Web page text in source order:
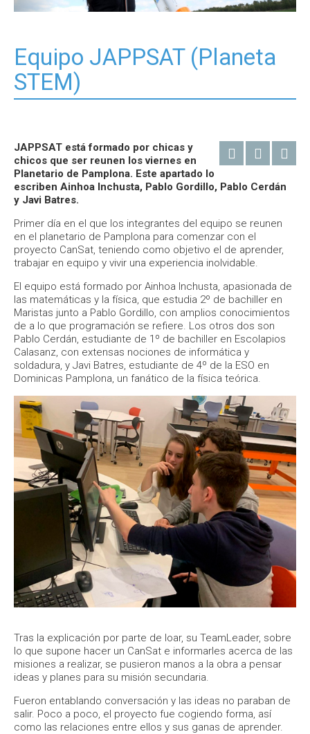
Equipo JAPPSAT (Planeta
STEM)
JAPPSAT está formado por chicas y
chicos que ser reunen los viernes en
Planetario de Pamplona. Este apartado lo
escriben Ainhoa Inchusta, Pablo Gordillo, Pablo Cerdán
y Javi Batres.
Primer día en el que los integrantes del equipo se reunen
en el planetario de Pamplona para comenzar con el
proyecto CanSat, teniendo como objetivo el de aprender,
trabajar en equipo y vivir una experiencia inolvidable.
El equipo está formado por Ainhoa Inchusta, apasionada de
las matemáticas y la física, que estudia 2º de bachiller en
Maristas junto a Pablo Gordillo, con amplios conocimientos
de a lo que programación se refiere. Los otros dos son
Pablo Cerdán, estudiante de 1º de bachiller en Escolapios
Calasanz, con extensas nociones de informática y
soldadura, y Javi Batres, estudiante de 4º de la ESO en
Dominicas Pamplona, un fanático de la física teórica.
Tras la explicación por parte de Ioar, su TeamLeader, sobre
lo que supone hacer un CanSat e informarles acerca de las
misiones a realizar, se pusieron manos a la obra a pensar
ideas y planes para su misión secundaria.
Fueron entablando conversación y las ideas no paraban de
salir. Poco a poco, el proyecto fue cogiendo forma, así
como las relaciones entre ellos y sus ganas de aprender.